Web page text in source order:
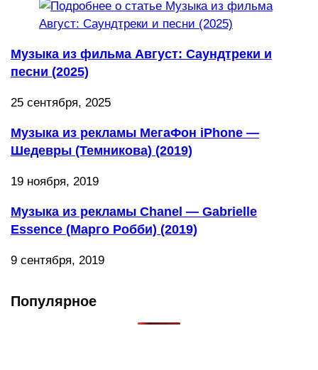
Музыка из фильма Август: Саундтреки и
песни (2025)
25 сентября, 2025
Музыка из рекламы МегаФон iPhone —
Шедевры (Темникова) (2019)
19 ноября, 2019
Музыка из рекламы Chanel — Gabrielle
Essence (Марго Робби) (2019)
9 сентября, 2019
Популярное